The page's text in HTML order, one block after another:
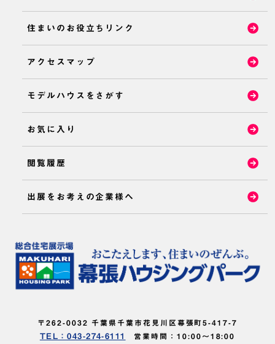
住まいのお役立ちリンク
アクセスマップ
モデルハウスをさがす
お気に入り
閲覧履歴
出展をお考えの企業様へ
〒262-0032 千葉県千葉市花見川区幕張町5-417-7
TEL：043-274-6111 営業時間：10:00～18:00